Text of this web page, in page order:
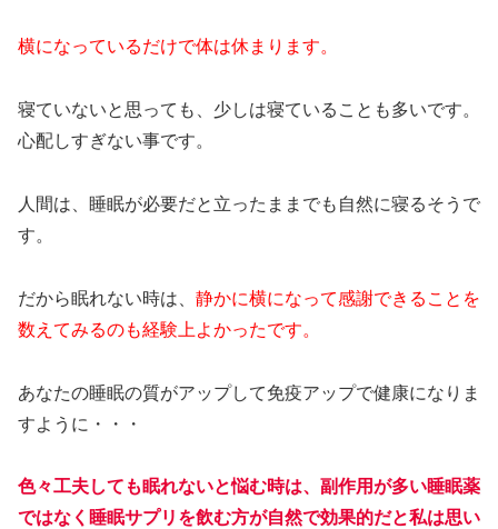
横になっているだけで体は休まります。
寝ていないと思っても、少しは寝ていることも多いです。
心配しすぎない事です。
人間は、睡眠が必要だと立ったままでも自然に寝るそうで
す。
だから眠れない時は、 静かに横になって感謝できることを
数えてみるのも経験上よかったです。
あなたの睡眠の質がアップして免疫アップで健康になりま
すように・・・
色々工夫しても眠れないと悩む時は、副作用が多い睡眠薬
ではなく睡眠サプリを飲む方が自然で効果的だと私は思い